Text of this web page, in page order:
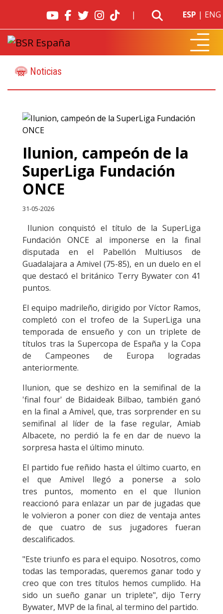
| ESP | ENG
Noticias
Ilunion, campeón de la
SuperLiga Fundación
ONCE
31-05-2026
Ilunion conquistó el título de la SuperLiga
Fundación ONCE al imponerse en la final
disputada en el Pabellón Multiusos de
Guadalajara a Amivel (75-85), en un duelo en el
que destacó el británico Terry Bywater con 41
puntos.
El equipo madrileño, dirigido por Víctor Ramos,
completó con el trofeo de la SuperLiga una
temporada de ensueño y con un triplete de
títulos tras la Supercopa de España y la Copa
de Campeones de Europa logradas
anteriormente.
Ilunion, que se deshizo en la semifinal de la
'final four' de Bidaideak Bilbao, también ganó
en la final a Amivel, que, tras sorprender en su
semifinal al líder de la fase regular, Amiab
Albacete, no perdió la fe en dar de nuevo la
sorpresa hasta el último minuto.
El partido fue reñido hasta el último cuarto, en
el que Amivel llegó a ponerse a solo
tres puntos, momento en el que Ilunion
reaccionó para enlazar un par de jugadas que
le volvieron a poner con diez de ventaja antes
de que cuatro de sus jugadores fueran
descalificados.
"Este triunfo es para el equipo. Nosotros, como
todas las temporadas, queremos ganar todo y
creo que con tres títulos hemos cumplido. Ha
sido un sueño ganar un triplete", dijo Terry
Bywater, MVP de la final, al termino del partido.